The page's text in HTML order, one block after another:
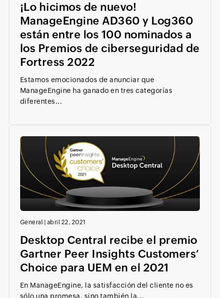
¡Lo hicimos de nuevo!
ManageEngine AD360 y Log360
están entre los 100 nominados a
los Premios de ciberseguridad de
Fortress 2022
Estamos emocionados de anunciar que
ManageEngine ha ganado en tres categorías
diferentes...
General abril 22, 2021
Desktop Central recibe el premio
Gartner Peer Insights Customers’
Choice para UEM en el 2021
En ManageEngine, la satisfacción del cliente no es
sólo una promesa, sino también la...